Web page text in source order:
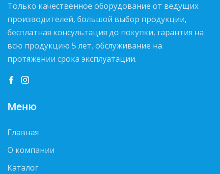
Только качественное оборудование от ведущих
производителей, большой выбор продукции,
бесплатная консультация до покупки, гарантия на
всю продукцию 5 лет, обслуживание на
протяжении срока эксплуатации.
Меню
Главная
О компании
Каталог